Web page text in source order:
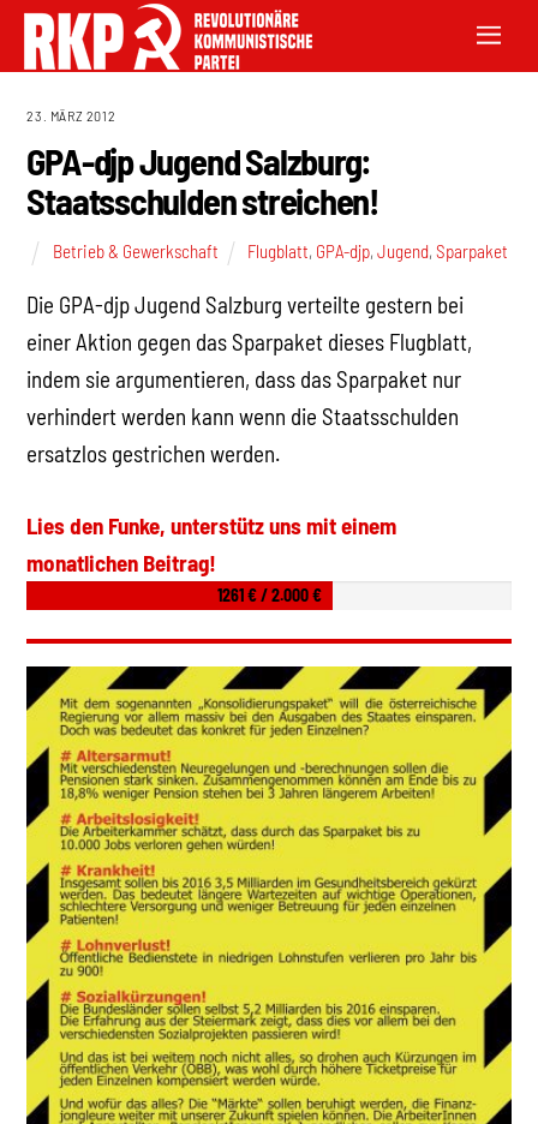
23. MÄRZ 2012
GPA-djp Jugend Salzburg:
Staatsschulden streichen!
Betrieb & Gewerkschaft Flugblatt, GPA-djp,Jugend,Sparpaket
Die GPA-djp Jugend Salzburg verteilte gestern bei
einer Aktion gegen das Sparpaket dieses Flugblatt,
indem sie argumentieren, dass das Sparpaket nur
verhindert werden kann wenn die Staatsschulden
ersatzlos gestrichen werden.
Lies den Funke, unterstütz uns mit einem
monatlichen Beitrag!
1261 € / 2.000 €